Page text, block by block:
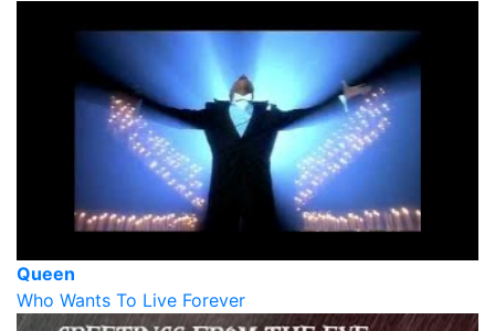
Queen
Who Wants To Live Forever